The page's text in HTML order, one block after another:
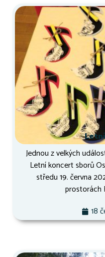
Jednou z velkých
Letní koncert sborů
středu 19. června
prostorách
18